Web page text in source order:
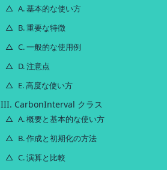
A. 基本的な使い方
B. 重要な特徴
C. 一般的な使用例
D. 注意点
E. 高度な使い方
III. CarbonInterval クラス
A. 概要と基本的な使い方
B. 作成と初期化の方法
C. 演算と比較